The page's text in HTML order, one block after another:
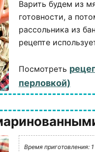
Варить будем из
готовности, а
рассольника из
рецепте
Посмотреть
перловкой)
Время приготовления: